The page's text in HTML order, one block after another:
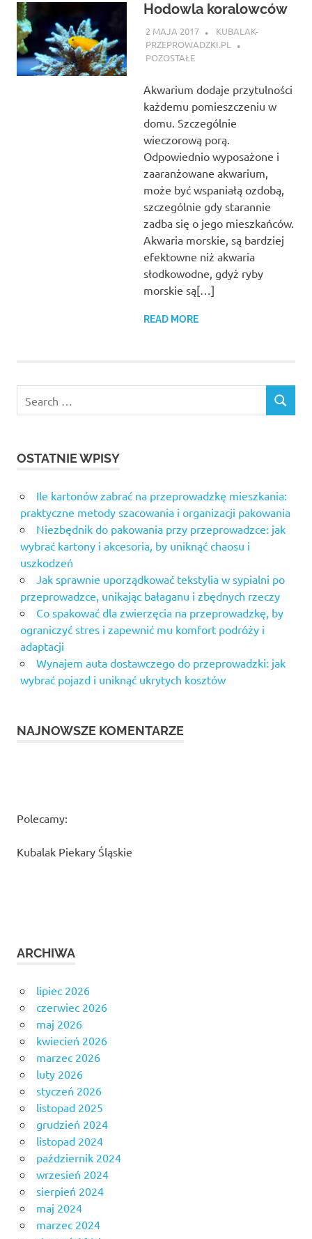
Hodowla koralowców
2 MAJA 2017
KUBALAK-
PRZEPROWADZKI.PL
POZOSTAŁE
Akwarium dodaje przytulności
każdemu pomieszczeniu w
domu. Szczególnie
wieczorową porą.
Odpowiednio wyposażone i
zaaranżowane akwarium,
może być wspaniałą ozdobą,
szczególnie gdy starannie
zadba się o jego mieszkańców.
Akwaria morskie, są bardziej
efektowne niż akwaria
słodkowodne, gdyż ryby
morskie są[…]
READ MORE
for:
SEARCH
OSTATNIE WPISY
Ile kartonów zabrać na przeprowadzkę mieszkania:
praktyczne metody szacowania i organizacji pakowania
Niezbędnik do pakowania przy przeprowadzce: jak
wybrać kartony i akcesoria, by uniknąć chaosu i
uszkodzeń
Jak sprawnie uporządkować tekstylia w sypialni po
przeprowadzce, unikając bałaganu i zbędnych rzeczy
Co spakować dla zwierzęcia na przeprowadzkę, by
ograniczyć stres i zapewnić mu komfort podróży i
adaptacji
Wynajem auta dostawczego do przeprowadzki: jak
wybrać pojazd i uniknąć ukrytych kosztów
NAJNOWSZE KOMENTARZE
Polecamy:
Kubalak Piekary Śląskie
ARCHIWA
lipiec 2026
czerwiec 2026
maj 2026
kwiecień 2026
marzec 2026
luty 2026
styczeń 2026
listopad 2025
grudzień 2024
listopad 2024
październik 2024
wrzesień 2024
sierpień 2024
maj 2024
marzec 2024